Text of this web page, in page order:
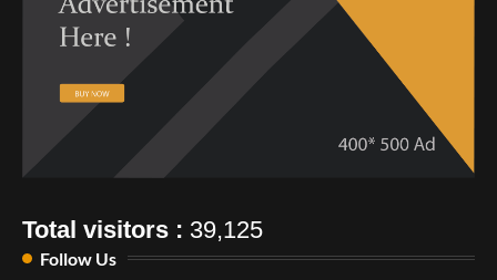
Total visitors : 39,125
Follow Us